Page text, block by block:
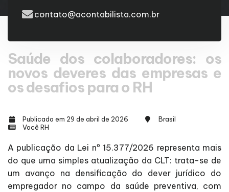
contato@acontabilista.com.br
Saúde dos colaboradores: os
novos deveres das empresas e
os desafios para o RH
Publicado em 29 de abril de 2026
Brasil
Você RH
A publicação da Lei nº 15.377/2026 representa mais
do que uma simples atualização da CLT: trata-se de
um avanço na densificação do dever jurídico do
empregador no campo da saúde preventiva, com